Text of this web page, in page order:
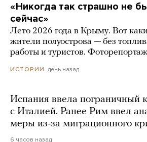
«Никогда так страшно не
сейчас»
Лето 2026 года в Крыму. Вот
жители полуострова — без
работы и туристов.
ИСТОРИИ день назад
Испания ввела пограничный
с Италией. Ранее Рим ввел
меры из-за миграционного
6 часов назад